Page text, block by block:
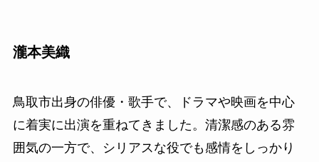
瀧本美織
鳥取市出身の俳優・歌手で、ドラマや映画を中心
に着実に出演を重ねてきました。清潔感のある雰
囲気の一方で、シリアスな役でも感情をしっかり